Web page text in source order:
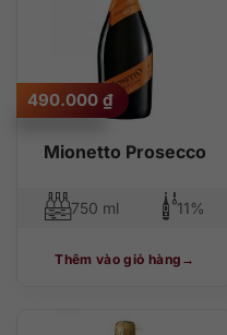
Mionetto Prosecco
490.000 ₫
750 ml 11%
Thêm vào giỏ hàng